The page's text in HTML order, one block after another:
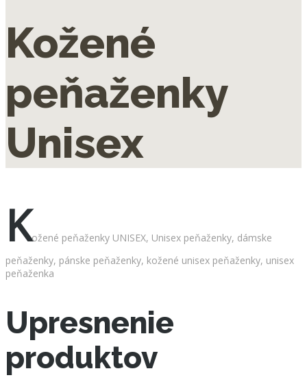
Kožené
peňaženky
Unisex
Kožené peňaženky UNISEX, Unisex peňaženky, dámske
peňaženky, pánske peňaženky, kožené unisex peňaženky, unisex
peňaženka
Upresnenie
produktov